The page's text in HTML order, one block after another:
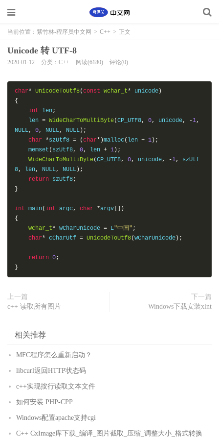
当前位置： 紫竹林-程序员中文网 > C++ > 正文
Unicode 转 UTF-8
2020-01-12 分类：C++ 阅读(6180) 评论(0)
char* UnicodeToUtf8(const wchar_t* unicode )
{
int len;
    len
= WideCharToMultiByte(CP_UTF8, 0, unicode, -1,
NULL, 0, NULL, NULL );
char *szUtf8 = (char*)malloc( len + 1 );
    memset
( szUtf8, 0, len + 1 );
WideCharToMultiByte(CP_UTF8, 0, unicode, -1,
szUtf
8, len, NULL, NULL );
return szUtf8;
}
int main(int argc, char *argv [])
{
wchar_t* wCharUnicode = L"中国" ;
char* cCharUtf = UnicodeToUtf8(wCharUnicode );
return 0;
}
上一篇
c++ 读取所有图片
下一篇
Windows下载安装xlnt
相关推荐
MFC程序怎么重新启动？
libcurl返回HTTP状态码
c++实现按行读取文本文件
如何安装 PHP-CPP
Windows配置apache支持cgi
C++ CxImage库下载_编译_图片截取_压缩_调整大小_格式转换